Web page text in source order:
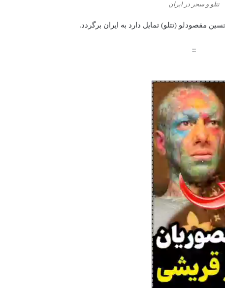
تتلو و سحر در ایران
مقصودلو (تتلو) تمایل دارد به ایران برگردد.
::